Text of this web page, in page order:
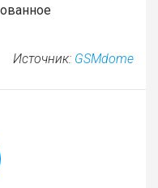
Источник: GSMdome